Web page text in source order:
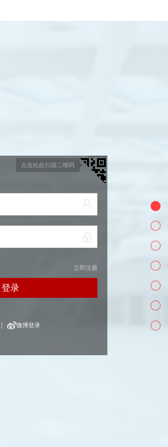
点击此处扫描二维码
立即注册
登录
微博登录